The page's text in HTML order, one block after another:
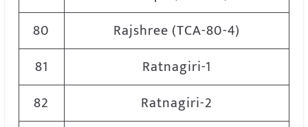
80
Rajshree (TCA-80-4)
81
Ratnagiri-1
82
Ratnagiri-2